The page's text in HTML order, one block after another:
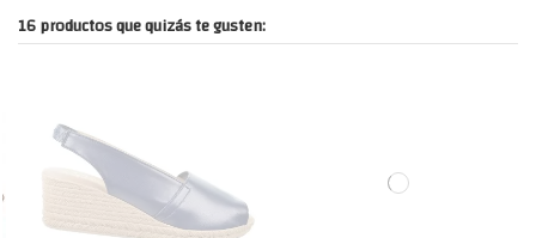
16 productos que quizás te gusten: